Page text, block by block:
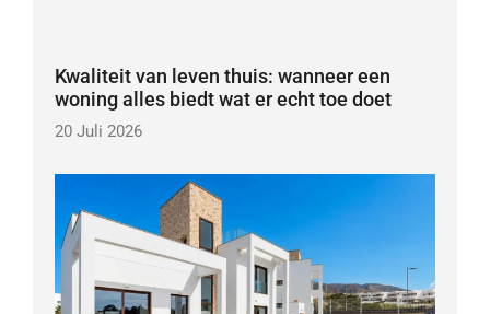
Kwaliteit van leven thuis: wanneer een
woning alles biedt wat er echt toe doet
20 Juli 2026